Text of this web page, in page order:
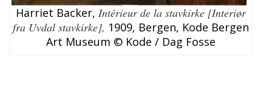
Harriet Backer,Intérieur de la stavkirke [Interiør
fra Uvdal stavkirke], 1909, Bergen, Kode Bergen
Art Museum © Kode / Dag Fosse